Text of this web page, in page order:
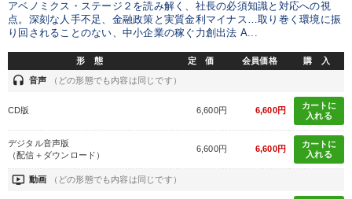
アベノミクス・ステージ２を読み解く、社長の必須知識と対応への視
点。深刻な人手不足、金融政策と実質金利マイナス…取り巻く環境に振
り回されることのない、中小企業の稼ぐ力創出法 A...
形 態 定 価 会員価格 購 入
headset 音声 （どの形態でも内容は同じです）
CD版 6,600円 6,600円
カートに
入れる
デジタル音声版
（配信＋ダウンロード）
6,600円 6,600円
カートに
入れる
ondemand_video 動画 （どの形態でも内容は同じです）